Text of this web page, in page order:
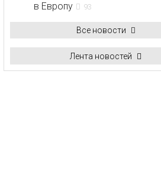
в Европу
93
Все новости
Лента новостей